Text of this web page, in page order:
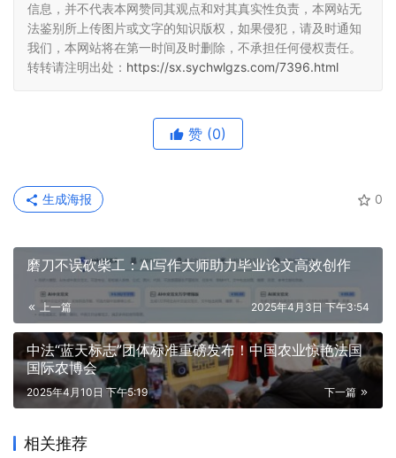
信息，并不代表本网赞同其观点和对其真实性负责，本网站无
法鉴别所上传图片或文字的知识版权，如果侵犯，请及时通知
我们，本网站将在第一时间及时删除，不承担任何侵权责任。
转转请注明出处： https://sx.sychwlgzs.com/7396.html
赞 (0)
0
生成海报
磨刀不误砍柴工：AI写作大师助力毕业论文高效创作
上一篇 2025年4月3日 下午3:54
中法“蓝天标志”团体标准重磅发布！中国农业惊艳法国
国际农博会
下一篇
2025年4月10日 下午5:19
相关推荐